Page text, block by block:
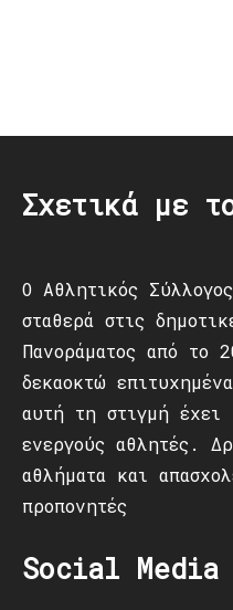
Σχετικά με
Ο Αθλητικός
σταθερά στις
Πανοράματος από το
δεκαοκτώ
αυτή τη στιγμή έχει
ενεργούς αθλητές.
αθλήματα και
προπονητές
Social Media